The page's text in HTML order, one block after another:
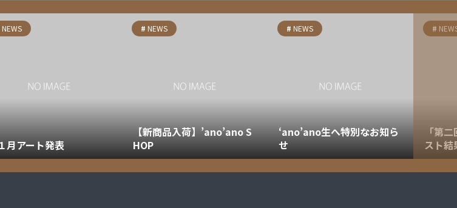
NEWS
月アート発表
NEWS
【新商品入荷】’ano’ano S
HOP
NEWS
‘ano’ano生へ特別なお知ら
せ
「第
スト結